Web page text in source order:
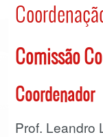
Comissão
Coordenador
Prof. Leandro